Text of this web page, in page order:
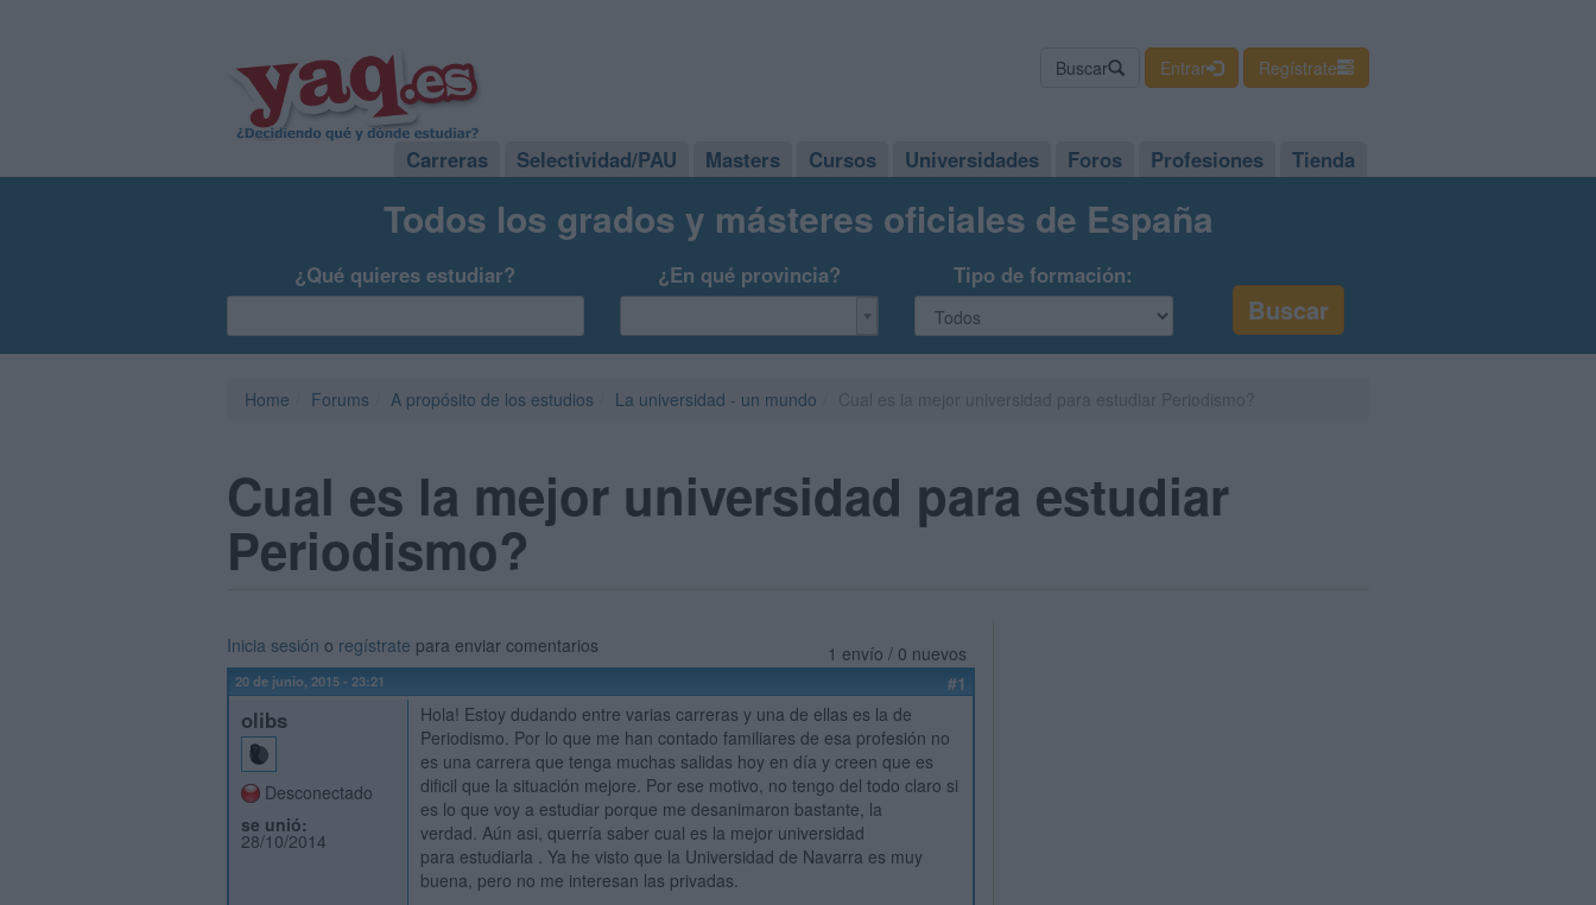
Buscar Entrar Regístrate
Carreras Selectividad/PAU Masters Cursos Universidades Foros Profesiones Tienda
Todos los grados y másteres oficiales de España
¿Qué quieres estudiar? ¿En qué provincia? Tipo de formación:
Home Forums A propósito de los estudios La universidad - un mundo
Cual es la mejor universidad para estudiar
Periodismo?
1 envío / 0 nuevos
Inicia sesión o regístrate para enviar comentarios
20 de junio, 2015 - 23:21 #1
olibs
Desconectado
se unió:
28/10/2014
Hola! Estoy dudando entre varias carreras y una de ellas es la de
Periodismo. Por lo que me han contado familiares de esa profesión no
es una carrera que tenga muchas salidas hoy en día y creen que es
dificil que la situación mejore. Por ese motivo, no tengo del todo claro si
es lo que voy a estudiar porque me desanimaron bastante, la
verdad. Aún asi, querría saber cual es la mejor universidad
para estudiarla . Ya he visto que la Universidad de Navarra es muy
buena, pero no me interesan las privadas.